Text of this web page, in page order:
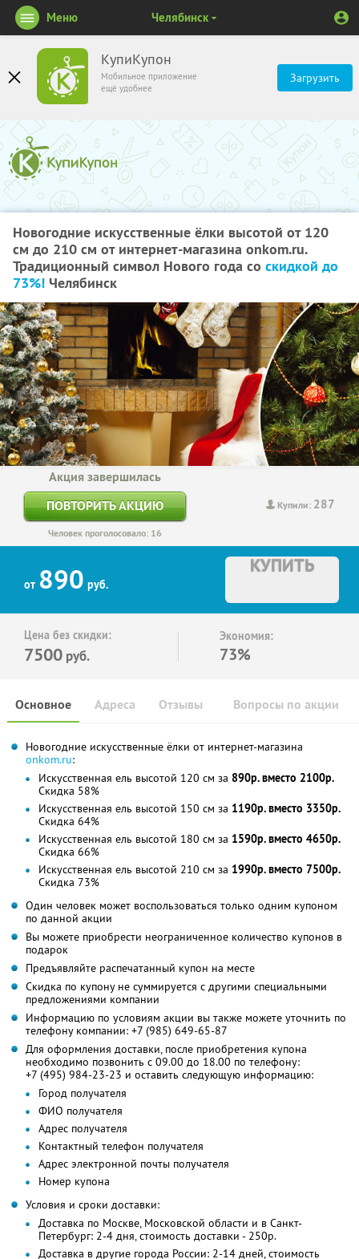
КупиКупон
Мобильное приложение
ещё удобнее
Загрузить
Меню Челябинск
Новогодние искусственные ёлки высотой от 120
см до 210 см от интернет-магазина onkom.ru.
Традиционный символ Нового года со скидкой до
73%! Челябинск
Купили: 287
Акция завершилась
ПОВТОРИТЬ АКЦИЮ
Человек проголосовало: 16
от 890 руб.
КУПИТЬ
Цена без скидки:
7500 руб.
Экономия:
73%
Основное Отзывы Вопросы по акции
Адреса
Новогодние искусственные ёлки от интернет-магазина
onkom.ru:
Искусственная ель высотой 120 см за 890р. вместо 2100р.
Скидка 58%
Искусственная ель высотой 150 см за 1190р. вместо 3350р.
Скидка 64%
Искусственная ель высотой 180 см за 1590р. вместо 4650р.
Скидка 66%
Искусственная ель высотой 210 см за 1990р. вместо 7500р.
Скидка 73%
Один человек может воспользоваться только одним купоном
по данной акции
Вы можете приобрести неограниченное количество купонов в
подарок
Предъявляйте распечатанный купон на месте
Скидка по купону не суммируется с другими специальными
предложениями компании
Информацию по условиям акции вы также можете уточнить по
телефону компании: +7 (985) 649-65-87
Для оформления доставки, после приобретения купона
необходимо позвонить с 09.00 до 18.00 по телефону:
+7 (495) 984-23-23 и оставить следующую информацию:
Город получателя
ФИО получателя
Адрес получателя
Контактный телефон получателя
Адрес электронной почты получателя
Номер купона
Условия и сроки доставки:
Доставка по Москве, Московской области и в Санкт-
Петербург: 2-4 дня, стоимость доставки - 250р.
Доставка в другие города России: 2-14 дней, стоимость